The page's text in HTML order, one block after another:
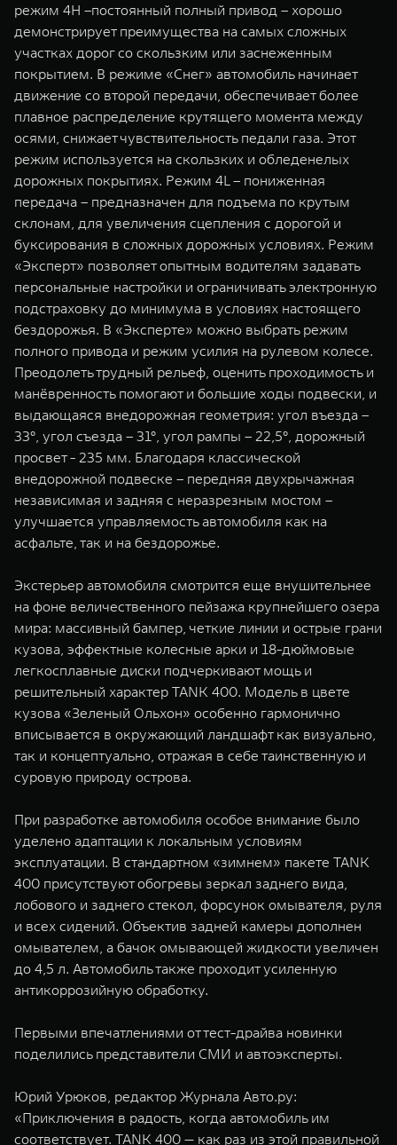
режим 4H –постоянный полный привод – хорошо
демонстрирует преимущества на cамых сложных
участках дорог со скользким или заснеженным
покрытием. В режиме «Снег» автомобиль начинает
движение со второй передачи, обеспечивает более
плавное распределение крутящего момента между
осями, снижает чувствительность педали газа. Этот
режим используется на скользких и обледенелых
дорожных покрытиях. Режим 4L – пониженная
передача – предназначен для подъема по крутым
склонам, для увеличения сцепления с дорогой и
буксирования в сложных дорожных условиях. Режим
«Эксперт» позволяет опытным водителям задавать
персональные настройки и ограничивать электронную
подстраховку до минимума в условиях настоящего
бездорожья. В «Эксперте» можно выбрать режим
полного привода и режим усилия на рулевом колесе.
Преодолеть трудный рельеф, оценить проходимость и
манёвренность помогают и большие ходы подвески, и
выдающаяся внедорожная геометрия: угол въезда –
33°, угол съезда – 31°, угол рампы – 22,5°, дорожный
просвет - 235 мм. Благодаря классической
внедорожной подвеске – передняя двухрычажная
независимая и задняя с неразрезным мостом –
улучшается управляемость автомобиля как на
асфальте, так и на бездорожье.
Экстерьер автомобиля смотрится еще внушительнее
на фоне величественного пейзажа крупнейшего озера
мира: массивный бампер, четкие линии и острые грани
кузова, эффектные колесные арки и 18-дюймовые
легкосплавные диски подчеркивают мощь и
решительный характер TANK 400. Модель в цвете
кузова «Зеленый Ольхон» особенно гармонично
вписывается в окружающий ландшафт как визуально,
так и концептуально, отражая в себе таинственную и
суровую природу острова.
При разработке автомобиля особое внимание было
уделено адаптации к локальным условиям
эксплуатации. В стандартном «зимнем» пакете TANK
400 присутствуют обогревы зеркал заднего вида,
лобового и заднего стекол, форсунок омывателя, руля
и всех сидений. Объектив задней камеры дополнен
омывателем, а бачок омывающей жидкости увеличен
до 4,5 л. Автомобиль также проходит усиленную
антикоррозийную обработку.
Первыми впечатлениями от тест-драйва новинки
поделились представители СМИ и автоэксперты.
Юрий Урюков, редактор Журнала Авто.ру:
«Приключения в радость, когда автомобиль им
соответствует. TANK 400 — как раз из этой правильной